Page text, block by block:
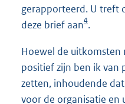
gerapporteerd. U treft
deze brief aan4.
Hoewel de
positief zijn ben ik van
zetten, inhoudende
voor de organisatie en